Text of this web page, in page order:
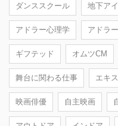
ダンススクール 地下ア
アドラー心理学 アドラ
ギフテッド オムツCM
舞台に関わる仕事 エキ
映画俳優 自主映画